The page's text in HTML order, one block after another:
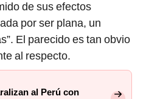
de sus efectos
por ser plana, un
El parecido es tan obvio
al respecto.
al Perú con